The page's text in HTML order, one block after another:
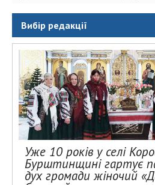
Вибір редакції
Уже 10 років у селі
Бурштинщині гартує
дух громади жіночий